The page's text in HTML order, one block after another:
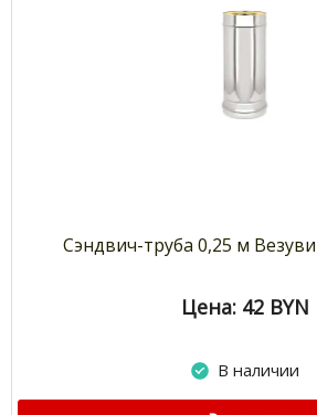
Сэндвич-труба 0,25 м
Цена: 42 BYN
В наличии